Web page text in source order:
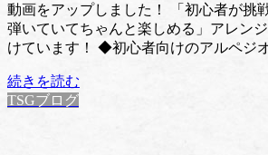
動画をアップしました！ 「初心者が挑
弾いていてちゃんと楽しめる」アレン
けています！ ◆初心者向けのアルペジ
続きを読む
TSGブログ